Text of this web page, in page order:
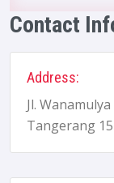
Contact
Address:
Jl.
Tangerang